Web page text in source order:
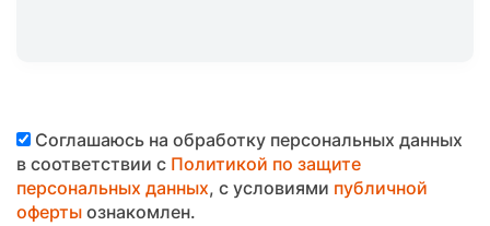
Соглашаюсь на обработку персональных данных
в соответствии с Политикой по защите
персональных данных, с условиями публичной
офертыознакомлен.